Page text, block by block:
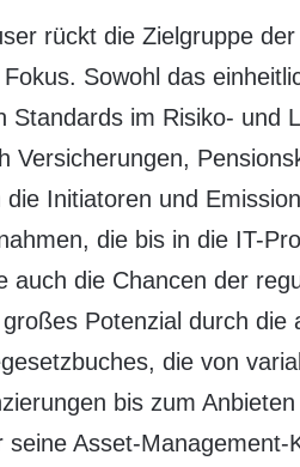
rückt die Zielgruppe
Sowohl das
Standards im Risiko- und
Versicherungen,
Initiatoren und
die bis in die IT-
auch die Chancen der
Potenzial durch
die von
bis zum
seine Asset-